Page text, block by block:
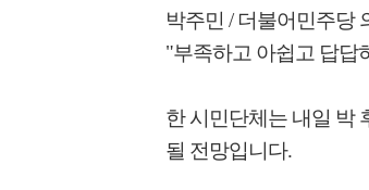
박주민 / 더불어민주당
"부족하고 아쉽고 답답
한 시민단체는 내일 박
될 전망입니다.